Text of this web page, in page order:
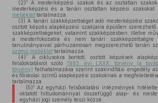
(2)6
A mesterképzési szakok és az osztatlan
mesterképzési és a tanári osztatlan képzési
melléklet tartalmazza.
(3) A tanári szakképzettséget adó mesterképzési
osztott képzés alapképzési szakjaira épülően
szakképzettségeket, valamint szakképzésben, illetve
a mesterfokozatra és nem tanári
tanulmányaival párhuzamosan megszerezhető tanári
számú melléklettartalmazza.
(4)7
A ciklusokra bontott, osztott képzések
felsőoktatásról szóló 1993. évi LXXX. törvény (a
törvény) felhatalmazása szerint szakindítási engedély
és főiskolai szintű alapképzési szakoknak a
tartalmazza.
(5)8Az egyházi felsőoktatási intézmények
oktatott hittudománnyal összefüggő alap- és
egyházi jogi személy teszi közzé.